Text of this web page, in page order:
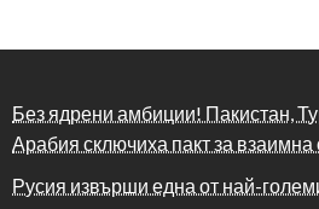
Без ядрени амбиции! Пакистан,
Арабия сключиха пакт за взаимна
Русия извърши една от най-